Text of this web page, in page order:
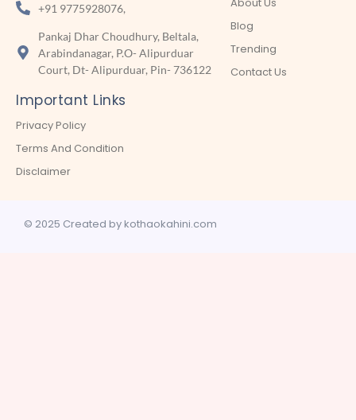
+91 9775928076,
Pankaj Dhar Choudhury, Beltala,
Arabindanagar, P.O- Alipurduar
Court, Dt- Alipurduar, Pin- 736122
Blog
Trending
Contact Us
Important Links
Privacy Policy
Terms And Condition
Disclaimer
© 2025 Created by kothaokahini.com